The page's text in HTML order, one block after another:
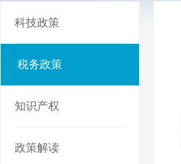
科技政策
税务政策
知识产权
政策解读